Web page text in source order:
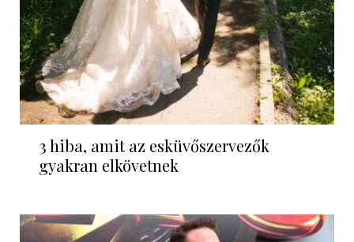
3 hiba, amit az esküvőszervezők
gyakran elkövetnek